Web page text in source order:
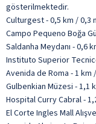
gösterilmektedir.
Culturgest - 0,5 km / 0,3
Campo Pequeno Boğa
Saldanha Meydanı - 0,6
Instituto Superior
Avenida de Roma - 1 km
Gulbenkian Müzesi - 1,1
Hospital Curry Cabral -
El Corte Ingles Mall